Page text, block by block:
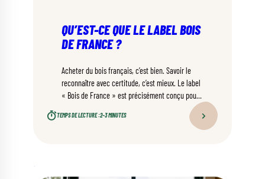
QU’EST-CE QUE LE LABEL BOIS
DE FRANCE ?
Acheter du bois français, c’est bien. Savoir le
reconnaître avec certitude, c’est mieux. Le label
« Bois de France » est précisément conçu pour
ça : offrir une garantie claire sur l’origine et le
lieu de transformation du bois que vous
TEMPS DE LECTURE :2–3 MINUTES